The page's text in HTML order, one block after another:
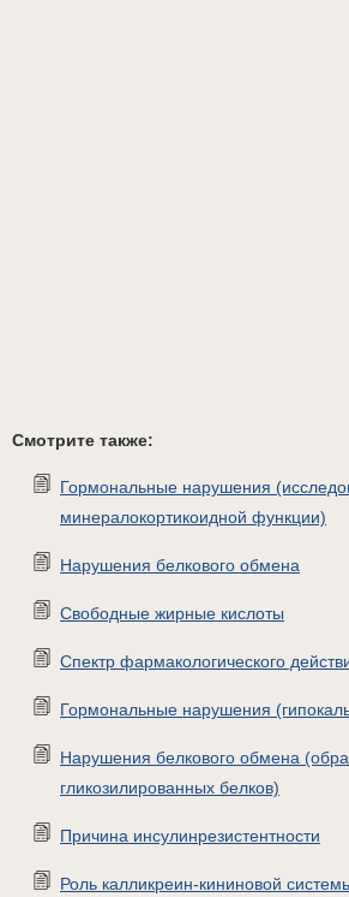
Смотрите также:
Гормональные нарушения
минералокортикоидной функции)
Нарушения белкового обмена
Свободные жирные кислоты
Спектр фармакологического
Гормональные нарушения
Нарушения белкового обмена
гликозилированных белков)
Причина инсулинрезистентности
Роль калликреин-кининовой